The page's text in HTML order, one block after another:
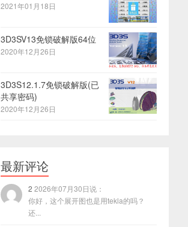
2021年01月18日
3D3SV13免锁破解版64位
2020年12月26日
3D3S12.1.7免锁破解版(已
共享密码)
2020年12月26日
最新评论
2 2026年07月30日说：
你好，这个展开图也是用tekla的吗？
还...